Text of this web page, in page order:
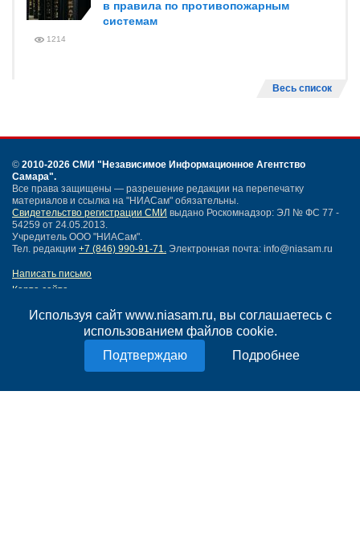
Используя сайт www.niasam.ru, вы соглашаетесь с
использованием файлов cookie.
Подробнее
в правила по противопожарным
системам
1214
Весь список
© 2010-2026 СМИ "Независимое Информационное Агентство
Самара".
Все права защищены — разрешение редакции на перепечатку
материалов и ссылка на "НИАСам" обязательны.
Свидетельство регистрации СМИ выдано Роскомнадзор: ЭЛ № ФС 77 -
54259 от 24.05.2013.
Учредитель ООО "НИАСам".
Тел. редакции +7 (846) 990-91-71. Электронная почта: info@niasam.ru
Написать письмо
Карта сайта
Политика конфиденциальности
Согласие на обработку персональных данных